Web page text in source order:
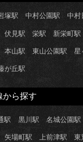
塚駅 中村公園駅 中村
伏見駅 栄駅 新栄町駅
本山駅 東山公園駅 星
が丘駅
から探す
駅 黒川駅 名城公園駅
矢場町駅 上前津駅 東